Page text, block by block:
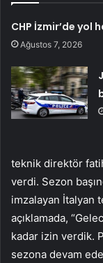
CHP İzmir’de yol
Ağustos 7, 2026
teknik direktör
verdi. Sezon
imzalayan İtalyan
açıklamada,
kadar izin verdik.
sezona devam